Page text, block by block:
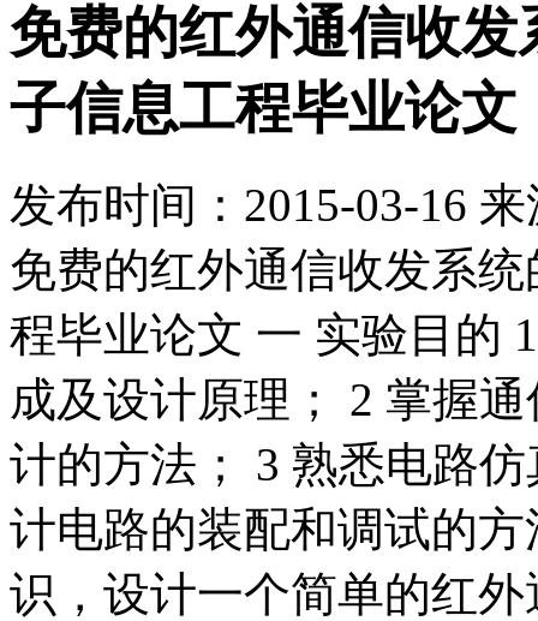
免费的红外通信收
子信息工程毕业论文
发布时间： 2015-03-16 来
免费的红外通信收发系
程毕业论文 一 实验目的
成及设计原理； 2 掌握
计的方法； 3 熟悉电路
计电路的装配和调试的
识，设计一个简单的红